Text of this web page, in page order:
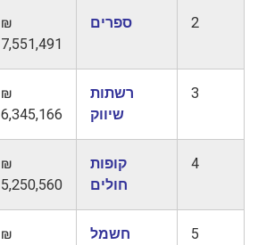
2 ספרים
₪
7,551,491
3
רשתות
שיווק
₪
6,345,166
4
קופות
חולים
₪
5,250,560
5 חשמל
₪